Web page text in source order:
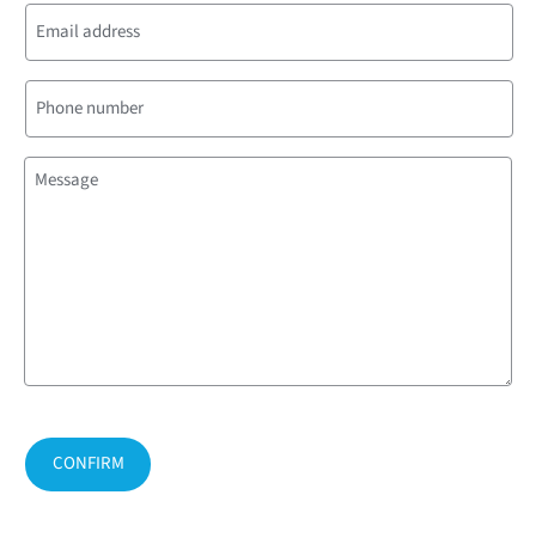
Email
(Обязательно)
Phone
Message
(Обязательно)